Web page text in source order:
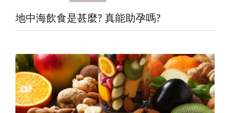
地中海飲食是甚麼? 真能助孕嗎?